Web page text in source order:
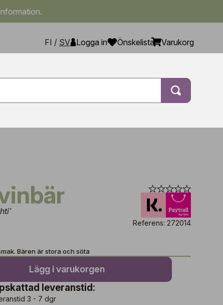
FI / SV Logga in Önskelista Varukorg
Referens: 272014
Bären är stora och söta
Lägg i varukorgen
leveranstid:
3 - 7 dgr